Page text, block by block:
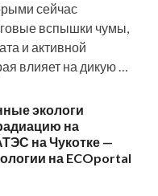
сейчас
вспышки чумы,
и активной
влияет на дикую …
экологи
на
на Чукотке —
на ECOportal